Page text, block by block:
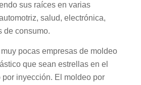
sus raíces en varias
salud, electrónica,
de consumo.
pocas empresas de moldeo
que sean estrellas en el
inyección. El moldeo por